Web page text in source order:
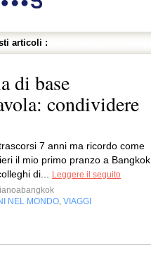
articoli :
di base
condividere
7 anni ma ricordo come
il mio primo pranzo a Bangkok
di...
Leggere il seguito
NEL MONDO VIAGGI